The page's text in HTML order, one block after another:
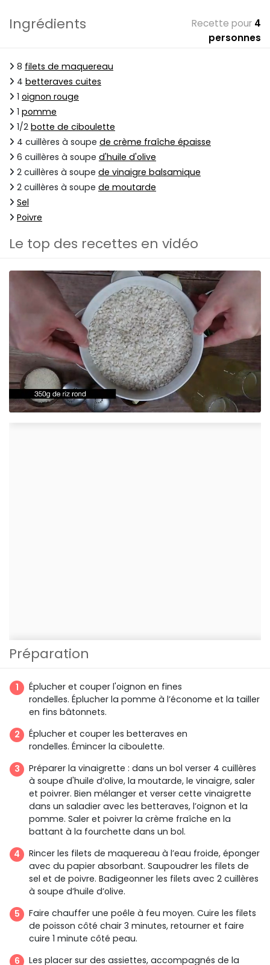
Ingrédients Recette pour 4
personnes
8 filets de maquereau
4 betteraves cuites
1 oignon rouge
1 pomme
1/2 botte de ciboulette
4 cuillères à soupe de crème fraîche épaisse
6 cuillères à soupe d'huile d'olive
2 cuillères à soupe de vinaigre balsamique
2 cuillères à soupe de moutarde
Sel
Poivre
Le top des recettes en vidéo
Préparation
Éplucher et couper l'oignon en fines
rondelles. Éplucher la pomme à l’économe et la tailler
en fins bâtonnets.
Éplucher et couper les betteraves en
rondelles. Émincer la ciboulette.
Préparer la vinaigrette : dans un bol verser 4 cuillères
à soupe d'huile d’olive, la moutarde, le vinaigre, saler
et poivrer. Bien mélanger et verser cette vinaigrette
dans un saladier avec les betteraves, l’oignon et la
pomme. Saler et poivrer la crème fraîche en la
battant à la fourchette dans un bol.
Rincer les filets de maquereau à l’eau froide, éponger
avec du papier absorbant. Saupoudrer les filets de
sel et de poivre. Badigeonner les filets avec 2 cuillères
à soupe d’huile d’olive.
Faire chauffer une poêle à feu moyen. Cuire les filets
de poisson côté chair 3 minutes, retourner et faire
cuire 1 minute côté peau.
Les placer sur des assiettes, accompagnés de la